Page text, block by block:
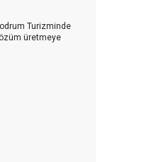
Turizminde
üretmeye